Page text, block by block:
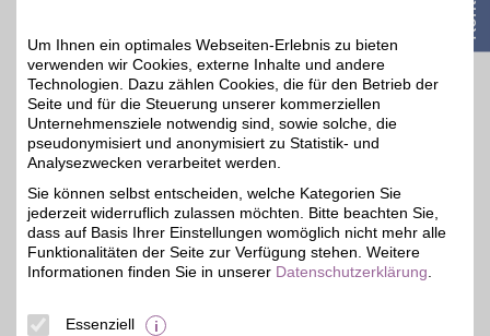
für Anfänger und Profis.
Hochwertige Marken und
eine große Auswahl
unterstützen Sie bei
jedem Match. Mit BSW-
Vorteil macht der nächste
Aufschlag noch mehr
Freude.
Zum Partnerprofil
Beamten-Selbsthilfewerk GmbH.
Alle Rechte vorbehalten.
Um Ihnen ein optimales Webseiten-Erlebnis zu bieten
verwenden wir Cookies, externe Inhalte und andere
Technologien. Dazu zählen Cookies, die für den Betrieb der
Seite und für die Steuerung unserer kommerziellen
Unternehmensziele notwendig sind, sowie solche, die
pseudonymisiert und anonymisiert zu Statistik- und
Analysezwecken verarbeitet werden.
Sie können selbst entscheiden, welche Kategorien Sie
jederzeit widerruflich zulassen möchten. Bitte beachten Sie,
dass auf Basis Ihrer Einstellungen womöglich nicht mehr alle
Funktionalitäten der Seite zur Verfügung stehen. Weitere
Informationen finden Sie in unserer Datenschutzerklärung
Essenziell